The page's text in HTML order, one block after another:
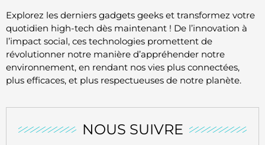
NOUS SUIVRE
Explorez les derniers gadgets geeks et transformez votre
quotidien high-tech dès maintenant ! De l’innovation à
l’impact social, ces technologies promettent de
révolutionner notre manière d’appréhender notre
environnement, en rendant nos vies plus connectées,
plus efficaces, et plus respectueuses de notre planète.